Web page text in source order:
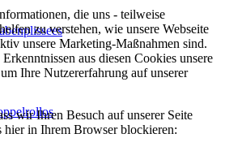
die uns - teilweise
zu verstehen, wie unsere Webseite
unsere Marketing-Maßnahmen sind.
aus diesen Cookies unsere
Ihre Nutzererfahrung auf unserer
wir Ihren Besuch auf unserer Seite
hier in Ihrem Browser blockieren: